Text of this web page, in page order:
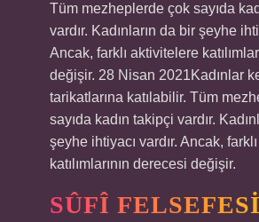
Tüm mezheplerde çok sayıda
vardır. Kadınların da bir şeyhe
Ancak, farklı aktivitelere
değişir. 28 Nisan 2021Kadınlar
tarikatlarına katılabilir. Tüm
sayıda kadın takipçi vardır.
şeyhe ihtiyacı vardır. Ancak,
katılımlarının derecesi değişir.
SÛFÎ FELSEFESI